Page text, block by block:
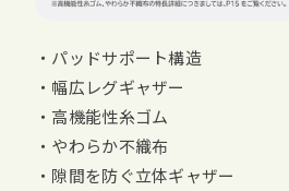
・パッドサポート構造
・幅広レグギャザー
・高機能性糸ゴム
・やわらか不織布
・隙間を防ぐ立体ギャザー